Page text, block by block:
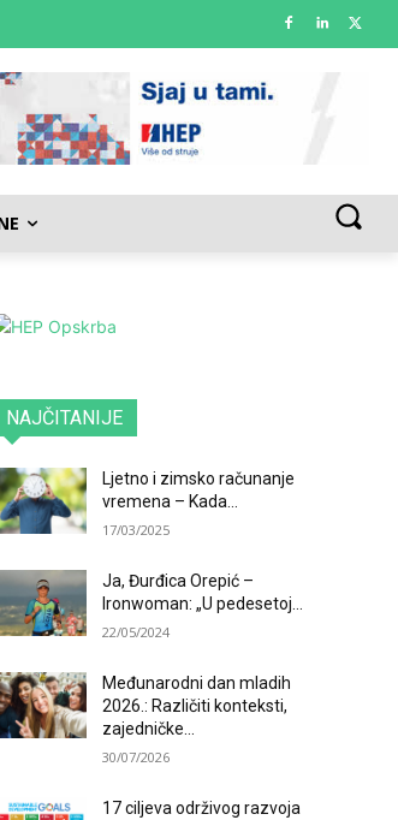
NAJČITANIJE
Ljetno i zimsko računanje
vremena – Kada...
17/03/2025
Ja, Đurđica Orepić –
Ironwoman: „U pedesetoj...
22/05/2024
Međunarodni dan mladih
2026.: Različiti konteksti,
zajedničke...
30/07/2026
17 ciljeva održivog razvoja